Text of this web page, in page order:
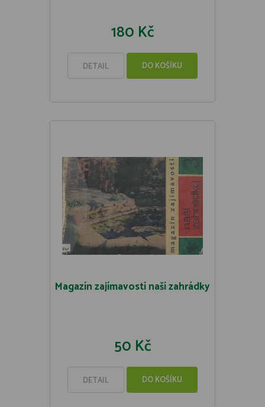
180 Kč
DETAIL DO KOŠÍKU
Magazín zajímavostí naší zahrádky
50 Kč
DETAIL DO KOŠÍKU